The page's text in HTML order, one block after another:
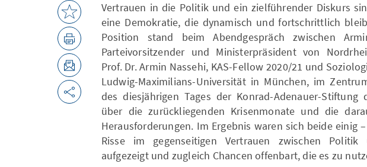
Vertrauen in die Politik und ein zielführender Diskurs
eine Demokratie, die dynamisch und fortschrittlich
Position stand beim Abendgespräch zwischen
Parteivorsitzender und Ministerpräsident von
Prof. Dr. Armin Nassehi, KAS-Fellow 2020/21 und
Ludwig-Maximilians-Universität in München, im
des diesjährigen Tages der Konrad-Adenauer-Stiftung
über die zurückliegenden Krisenmonate und die
Herausforderungen. Im Ergebnis waren sich beide einig
Risse im gegenseitigen Vertrauen zwischen Politik
aufgezeigt und zugleich Chancen offenbart, die es zu